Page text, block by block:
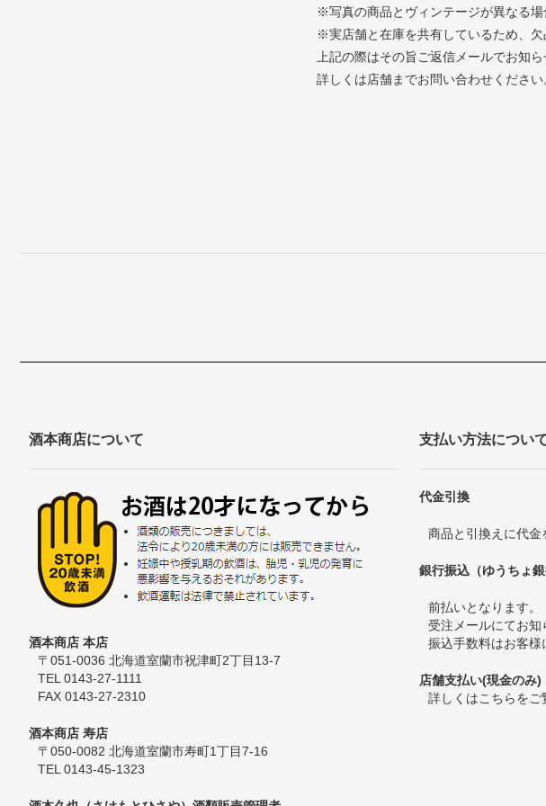
※写真の商品とヴィンテージが異なる場
※実店舗と在庫を共有しているため、
上記の際はその旨ご返信メールでお知ら
詳しくは店舗までお問い合わせください
酒本商店について
酒本商店 本店
〒051-0036 北海道室蘭市祝津町2丁目13-7
TEL 0143-27-1111
FAX 0143-27-2310
酒本商店 寿店
〒050-0082 北海道室蘭市寿町1丁目7-16
TEL 0143-45-1323
支払い方法につい
代金引換
商品と引換えに代金
銀行振込（ゆうちょ銀
前払いとなります。
受注メールにてお知
振込手数料はお客様
店舗支払い(現金のみ)
詳しくはこちらをご